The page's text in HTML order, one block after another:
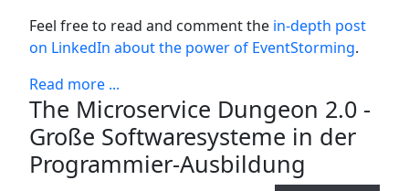
Feel free to read and comment the in-depth post
on LinkedIn about the power of EventStorming.
Read more ...
The Microservice Dungeon 2.0 -
Große Softwaresysteme in der
Programmier-Ausbildung